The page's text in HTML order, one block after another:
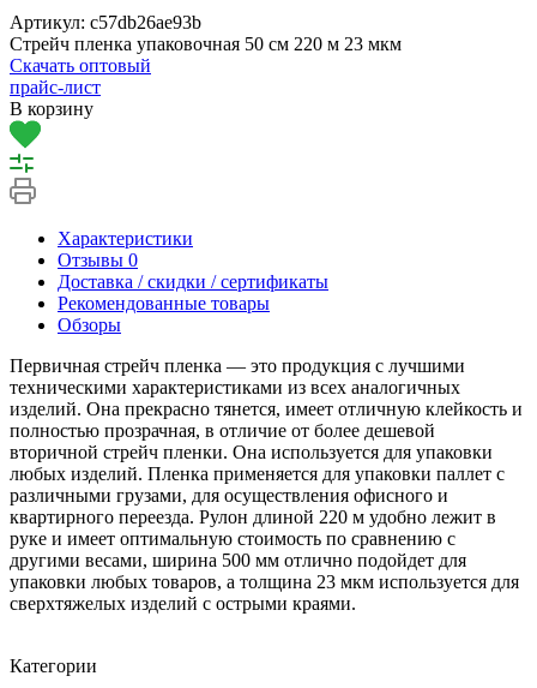
Артикул: c57db26ae93b
Стрейч пленка упаковочная 50 см 220 м 23 мкм
Скачать оптовый
прайс-лист
В корзину
Характеристики
Отзывы 0
Доставка / скидки / сертификаты
Рекомендованные товары
Обзоры
Первичная стрейч пленка — это продукция с лучшими
техническими характеристиками из всех аналогичных
изделий. Она прекрасно тянется, имеет отличную клейкость и
полностью прозрачная, в отличие от более дешевой
вторичной стрейч пленки. Она используется для упаковки
любых изделий. Пленка применяется для упаковки паллет с
различными грузами, для осуществления офисного и
квартирного переезда. Рулон длиной 220 м удобно лежит в
руке и имеет оптимальную стоимость по сравнению с
другими весами, ширина 500 мм отлично подойдет для
упаковки любых товаров, а толщина 23 мкм используется для
сверхтяжелых изделий с острыми краями.
Категории